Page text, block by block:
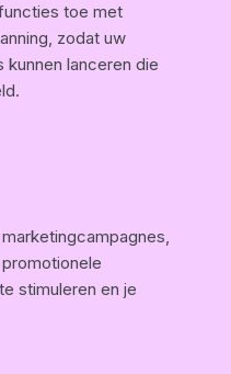
toe met
zodat uw
lanceren die
stimuleren en je